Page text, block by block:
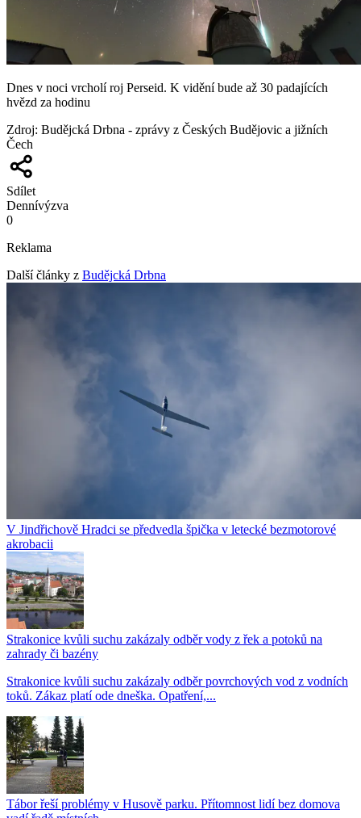
Dnes v noci vrcholí roj Perseid. K vidění bude až 30 padajících
hvězd za hodinu
Zdroj: Budějcká Drbna - zprávy z Českých Budějovic a jižních
Čech
Sdílet
Dennívýzva
0
Reklama
Další články z Budějcká Drbna
V Jindřichově Hradci se předvedla špička v letecké bezmotorové
akrobacii
Strakonice kvůli suchu zakázaly odběr vody z řek a potoků na
zahrady či bazény
Strakonice kvůli suchu zakázaly odběr povrchových vod z vodních
toků. Zákaz platí ode dneška. Opatření,...
Tábor řeší problémy v Husově parku. Přítomnost lidí bez domova